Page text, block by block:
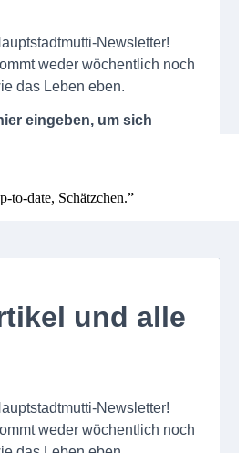
to-date, Schätzchen.”